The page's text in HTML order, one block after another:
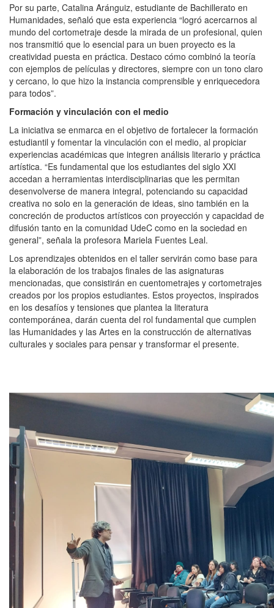
Por su parte, Catalina Aránguiz, estudiante de Bachillerato en
Humanidades, señaló que esta experiencia “logró acercarnos al
mundo del cortometraje desde la mirada de un profesional, quien
nos transmitió que lo esencial para un buen proyecto es la
creatividad puesta en práctica. Destaco cómo combinó la teoría
con ejemplos de películas y directores, siempre con un tono claro
y cercano, lo que hizo la instancia comprensible y enriquecedora
para todos”.
Formación y vinculación con el medio
La iniciativa se enmarca en el objetivo de fortalecer la formación
estudiantil y fomentar la vinculación con el medio, al propiciar
experiencias académicas que integren análisis literario y práctica
artística. “Es fundamental que los estudiantes del siglo XXI
accedan a herramientas interdisciplinarias que les permitan
desenvolverse de manera integral, potenciando su capacidad
creativa no solo en la generación de ideas, sino también en la
concreción de productos artísticos con proyección y capacidad de
difusión tanto en la comunidad UdeC como en la sociedad en
general”, señala la profesora Mariela Fuentes Leal.
Los aprendizajes obtenidos en el taller servirán como base para
la elaboración de los trabajos finales de las asignaturas
mencionadas, que consistirán en cuentometrajes y cortometrajes
creados por los propios estudiantes. Estos proyectos, inspirados
en los desafíos y tensiones que plantea la literatura
contemporánea, darán cuenta del rol fundamental que cumplen
las Humanidades y las Artes en la construcción de alternativas
culturales y sociales para pensar y transformar el presente.